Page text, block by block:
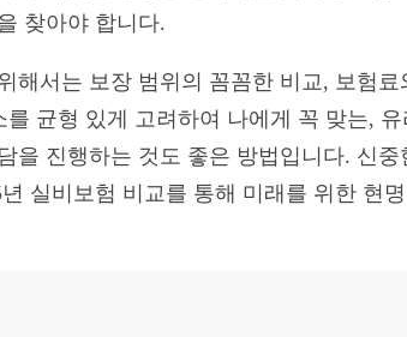
찾아야 합니다.
해서는 보장 범위의 꼼꼼한 비교, 보험료
균형 있게 고려하여 나에게 꼭 맞는, 유
을 진행하는 것도 좋은 방법입니다. 신중
실비보험 비교를 통해 미래를 위한 현